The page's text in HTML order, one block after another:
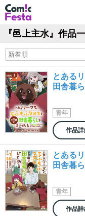
『邑上主水』作品
とある
田舎暮
青年
作品詳
とある
田舎暮
青年
作品詳